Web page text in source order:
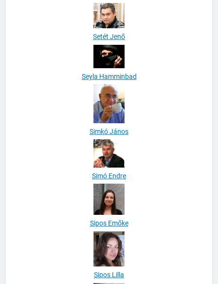
Setét Jenő
Seyla Hamminbad
Simkó János
Simó Endre
Sipos Emőke
Sipos Lilla